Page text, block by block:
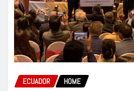
ECUADOR HOME